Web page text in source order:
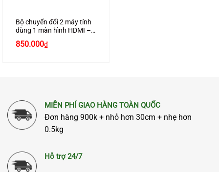
Bộ chuyển đổi 2 máy tính
dùng 1 màn hình HDMI –
chính hãng Ugreen 50744
850.000₫
MIỄN PHÍ GIAO HÀNG TOÀN QUỐC
Đơn hàng 900k + nhỏ hơn 30cm + nhẹ hơn
0.5kg
Hỗ trợ 24/7